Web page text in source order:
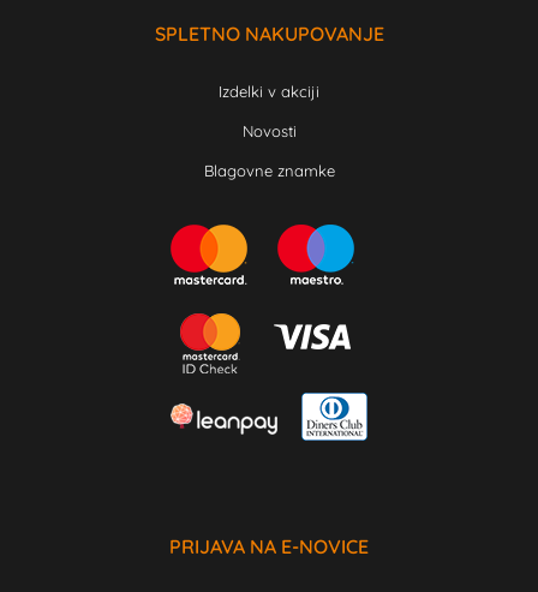
SPLETNO NAKUPOVANJE
Izdelki v akciji
Novosti
Blagovne znamke
PRIJAVA NA E-NOVICE